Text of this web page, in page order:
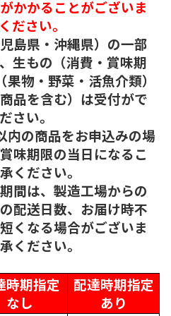
かかることがございま
ださい。
島県・沖縄県）の一部
生もの（消費・賞味期
物・野菜・活魚介類）
品を含む）は受付がで
さい。
の商品をお申込みの場
味期限の当日になるこ
ください。
間は、製造工場からの
配送日数、お届け時不
くなる場合がございま
ください。
時期指定
なし
配達時期指定
あり